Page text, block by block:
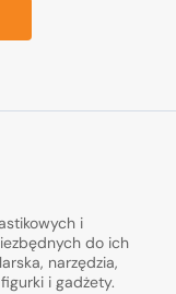
i
do ich
narzędzia,
i gadżety.